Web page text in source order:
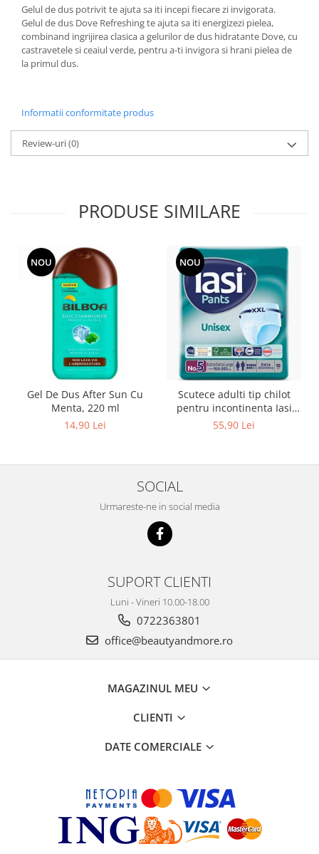
Oja si lac de unghii
Accesorii manichiura & pedichiura
Scutece adulti
Seturi cadou
Gelul de dus potrivit te ajuta sa iti incepi fiecare zi invigorata.
Gelul de dus Dove Refreshing te ajuta sa iti energizezi pielea,
combinand ingrijirea clasica a gelurilor de dus hidratante Dove, cu
castravetele si ceaiul verde, pentru a-ti invigora si hrani pielea de
la primul dus.
Informatii conformitate produs
Review-uri(0)
PRODUSE SIMILARE
NOU
Gel De Dus After Sun Cu
Menta, 220 ml
14,90 Lei
NOU
Scutece adulti tip chilot
pentru incontinenta Iasi
Pants Unisex, Marime XXL,
55,90 Lei
SOCIAL
Urmareste-ne in social media
SUPORT CLIENTI
Luni - Vineri 10.00-18.00
0722363801
office@beautyandmore.ro
MAGAZINUL MEU
CLIENTI
DATE COMERCIALE